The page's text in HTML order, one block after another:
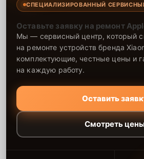
СПЕЦИАЛИЗИРОВАННЫЙ СЕРВИСНЫЙ
Оставьте заявку на ремонт
Мы — сервисный центр, который
на ремонте устройств бренда
комплектующие, честные цены и
на каждую работу.
Оставить
Смотреть